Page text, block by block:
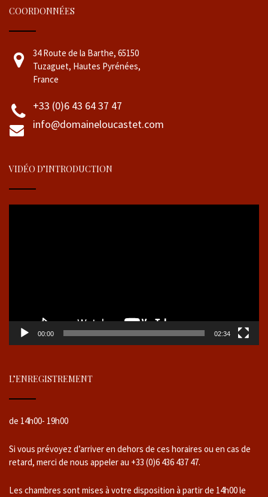
COORDONNÉES
34 Route de la Barthe, 65150
Tuzaguet, Hautes Pyrénées,
France
+33 (0)6 43 64 37 47
info@domaineloucastet.com
VIDÉO D’INTRODUCTION
00:00 02:34
L’ENREGISTREMENT
de 14h00- 19h00
Si vous prévoyez d’arriver en dehors de ces horaires ou en cas de
retard, merci de nous appeler au +33 (0)6 436 437 47.
Les chambres sont mises à votre disposition à partir de 14h00 le